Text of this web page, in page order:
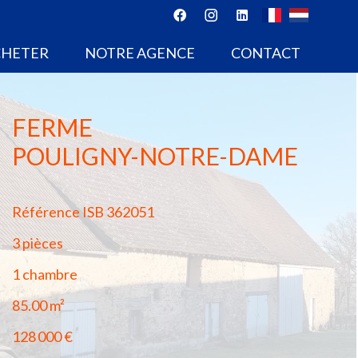
NOTRE AGENCE CONTACT
FERME
POULIGNY-NOTRE-DAME
RéférenceISB 362051
3 pièces
1 chambre
85.00m²
128 000 €